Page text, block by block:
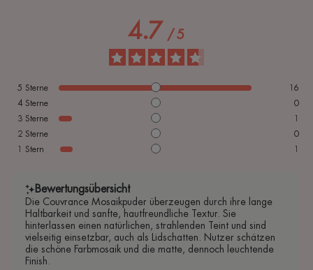
4.7 / 5
5 Sterne
16
4 Sterne
0
3 Sterne
2 Sterne
0
Stern
Bewertungsübersicht
Die Couvrance Mosaikpuder überzeugen durch ihre lange
Haltbarkeit und sanfte, hautfreundliche Textur. Sie
hinterlassen einen natürlichen, strahlenden Teint und sind
vielseitig einsetzbar, auch als Lidschatten. Nutzer schätzen
die schöne Farbmosaik und die matte, dennoch leuchtende
Finish.